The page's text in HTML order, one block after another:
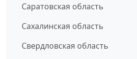
Саратовская область
Сахалинская область
Свердловская область